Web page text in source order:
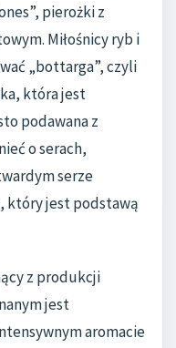
pierożki z
Miłośnicy ryb i
„bottarga”, czyli
która jest
podawana z
o serach,
serze
który jest podstawą
z produkcji
jest
aromacie